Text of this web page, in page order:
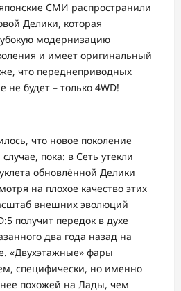
СМИ распространили
Делики, которая
модернизацию
и имеет оригинальный
что переднеприводных
будет – только 4WD!
что новое поколение
пока: в Сеть утекли
обновлённой Делики
на плохое качество этих
внешних эволюций
получит передок в духе
два года назад на
«Двухэтажные» фары
специфически, но именно
похожей на Лады, чем